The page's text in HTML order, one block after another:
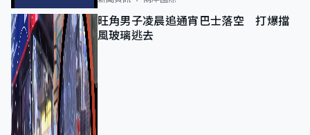
旺角男子凌晨追通宵巴士落空 打爆擋
風玻璃逃去